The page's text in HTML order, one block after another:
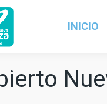
INICIO